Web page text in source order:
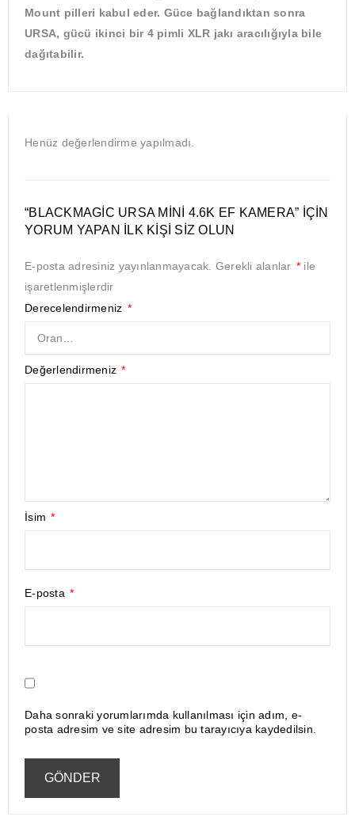
Mount pilleri kabul eder. Güce bağlandıktan sonra
URSA, gücü ikinci bir 4 pimli XLR jakı aracılığıyla bile
dağıtabilir.
Henüz değerlendirme yapılmadı.
“BLACKMAGIC URSA MINI 4.6K EF KAMERA” IÇIN
YORUM YAPAN ILK KIŞI SIZ OLUN
E-posta adresiniz yayınlanmayacak. Gerekli alanlar * ile
işaretlenmişlerdir
Derecelendirmeniz *
Değerlendirmeniz *
İsim *
E-posta *
Daha sonraki yorumlarımda kullanılması için adım, e-
posta adresim ve site adresim bu tarayıcıya kaydedilsin.